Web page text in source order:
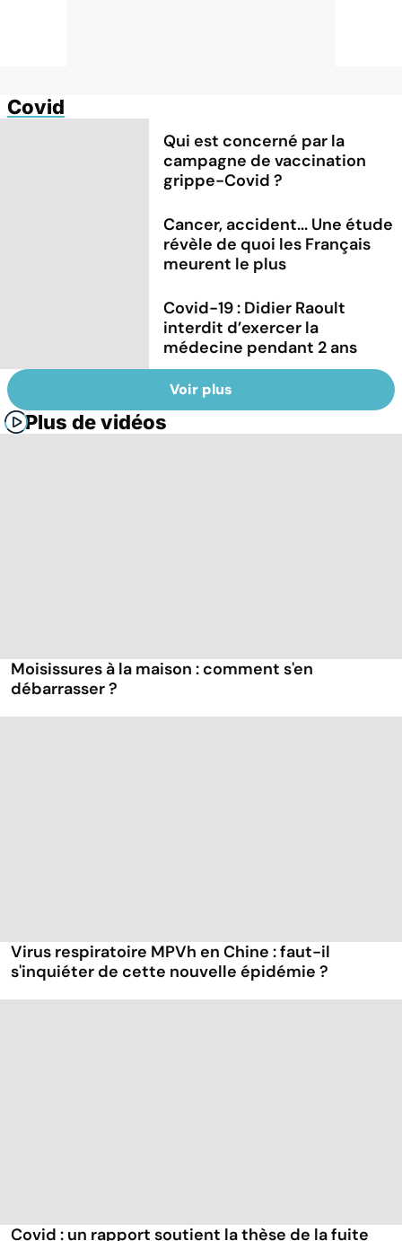
Covid
Qui est concerné par la
campagne de vaccination
grippe-Covid ?
Cancer, accident... Une étude
révèle de quoi les Français
meurent le plus
Covid-19 : Didier Raoult
interdit d’exercer la
médecine pendant 2 ans
Voir plus
Plus de vidéos
Moisissures à la maison : comment s'en
débarrasser ?
Virus respiratoire MPVh en Chine : faut-il
s'inquiéter de cette nouvelle épidémie ?
Covid : un rapport soutient la thèse de la fuite